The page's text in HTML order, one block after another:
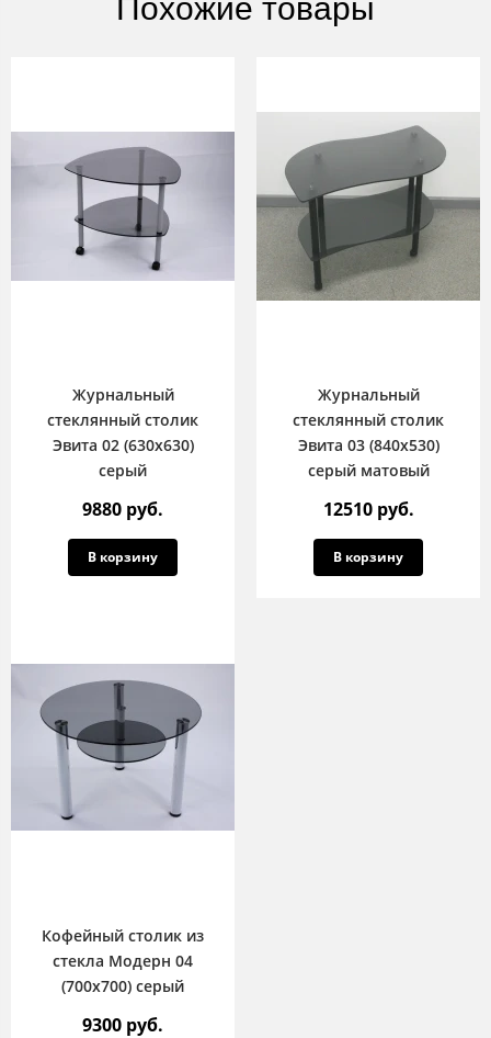
Похожие товары
Журнальный
стеклянный столик
Эвита 02 (630х630)
серый
9880 руб.
В корзину
Журнальный
стеклянный столик
Эвита 03 (840х530)
серый матовый
12510 руб.
В корзину
Кофейный столик из
стекла Модерн 04
(700х700) серый
9300 руб.